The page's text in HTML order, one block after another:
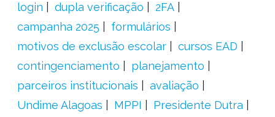
login
dupla verificação
2FA
campanha 2025
formulários
motivos de exclusão escolar
cursos EAD
contingenciamento
planejamento
parceiros institucionais
avaliação
Undime Alagoas
MPPI
Presidente Dutra